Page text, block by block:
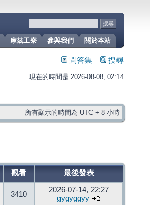
關於本站
參與我們
摩茲工寮
問答集 搜尋
現在的時間是 2026-08-08, 02:14
所有顯示的時間為 UTC + 8 小時
觀看 最後發表
3410
2026-07-14, 22:27
gygyggyy